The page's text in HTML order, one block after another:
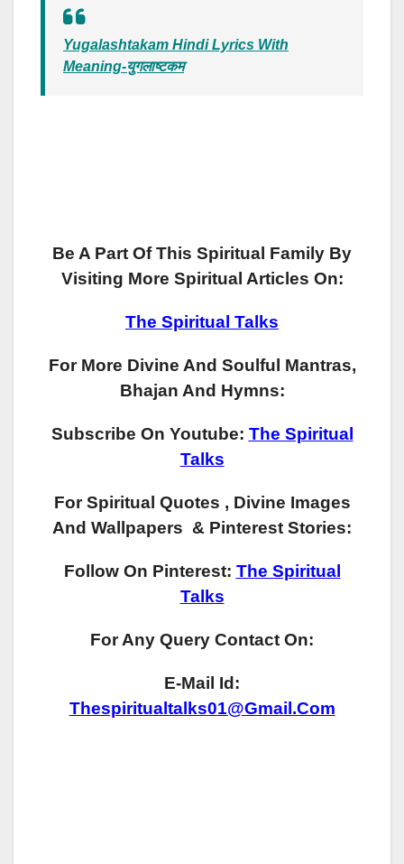
Yugalashtakam Hindi Lyrics With
Meaning-युगलाष्टकम
Be A Part Of This Spiritual Family By
Visiting More Spiritual Articles On:
The Spiritual Talks
For More Divine And Soulful Mantras,
Bhajan And Hymns:
Subscribe On Youtube: The Spiritual
Talks
For Spiritual Quotes , Divine Images
And Wallpapers & Pinterest Stories:
Follow On Pinterest: The Spiritual
Talks
For Any Query Contact On:
E-Mail Id:
Thespiritualtalks01@gmail.com